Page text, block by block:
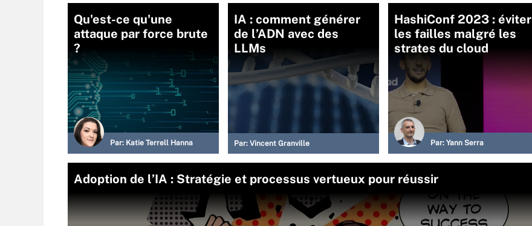
Qu'est-ce qu'une
attaque par force brute
?
Par: Katie Terrell Hanna
IA : comment générer
de l’ADN avec des
LLMs
Par: Vincent Granville
HashiConf 2023 : éviter
les failles malgré les
strates du cloud
Par: Yann Serra
Adoption de l’IA : Stratégie et processus vertueux pour réussir